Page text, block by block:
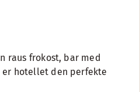
raus frokost, bar med
er hotellet den perfekte